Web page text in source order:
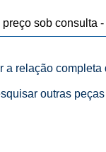
sob consulta -
a relação completa
outras peças